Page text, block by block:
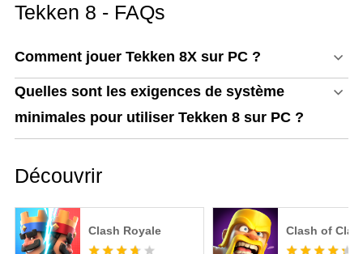
MECCHA CHAMELEON
Tekken 8 - FAQs
Comment jouer Tekken 8X sur PC ?
Quelles sont les exigences de système
minimales pour utiliser Tekken 8 sur PC ?
Découvrir
Clash Royale Clash of